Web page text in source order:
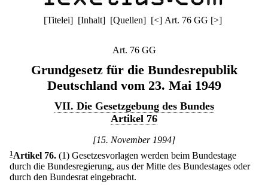
[Titelei] [Inhalt] [Quellen] [<] Art. 76 GG [>]
Art. 76 GG
Grundgesetz für die Bundesrepublik
Deutschland vom 23. Mai 1949
VII. Die Gesetzgebung des Bundes
Artikel 76
[15. November 1994]
1 Artikel 76. (1) Gesetzesvorlagen werden beim Bundestage
durch die Bundesregierung, aus der Mitte des Bundestages oder
durch den Bundesrat eingebracht.